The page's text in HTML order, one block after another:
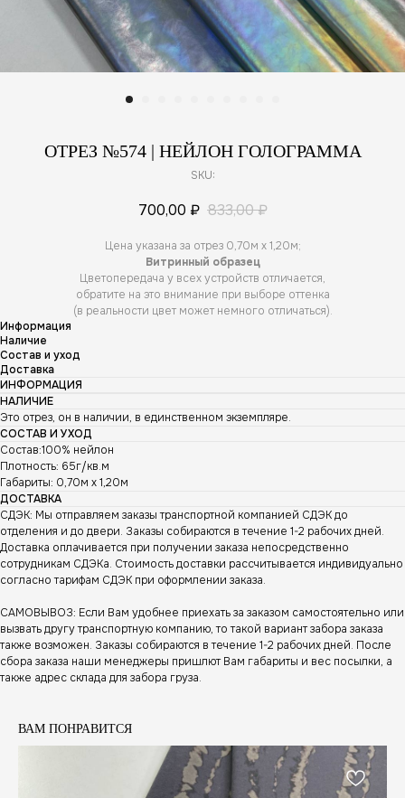
ОТРЕЗ №574 | НЕЙЛОН ГОЛОГРАММА
SKU:
700,00 ₽ 833,00₽
Цена указана за отрез 0,70м х 1,20м;
Витринный образец
Цветопередача у всех устройств отличается,
обратите на это внимание при выборе оттенка
(в реальности цвет может немного отличаться).
Информация
Наличие
Состав и уход
Доставка
ИНФОРМАЦИЯ
НАЛИЧИЕ
Это отрез, он в наличии, в единственном экземпляре.
СОСТАВ И УХОД
Состав:100% нейлон
Плотность: 65г/кв.м
Габариты: 0,70м х 1,20м
ДОСТАВКА
СДЭК: Мы отправляем заказы транспортной компанией СДЭК до
отделения и до двери. Заказы собираются в течение 1-2 рабочих дней.
Доставка оплачивается при получении заказа непосредственно
сотрудникам СДЭКа. Стоимость доставки рассчитывается индивидуально
согласно тарифам СДЭК при оформлении заказа.
САМОВЫВОЗ: Если Вам удобнее приехать за заказом самостоятельно или
вызвать другу транспортную компанию, то такой вариант забора заказа
также возможен. Заказы собираются в течение 1-2 рабочих дней. После
сбора заказа наши менеджеры пришлют Вам габариты и вес посылки, а
также адрес склада для забора груза.
ВАМ ПОНРАВИТСЯ